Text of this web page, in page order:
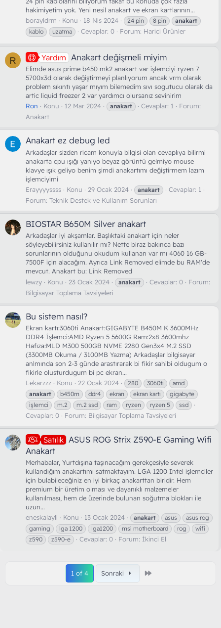
hakimiyetim yok. Yeni nesil anakart ve ekran kartlarının...
borayldrm
Konu 18 Nis 2024 24 pin 8 pin
anakart
kablo
uzatma Cevaplar: 0 Forum: Harici Ürünler
R Yardım Anakart değişmeli miyim
Elimde asus prime b450 mk2 anakart var işlemciyi ryzen 7
5700x3d olarak değiştirmeyi planlıyorum ancak vrm olarak
problem sıkıntı yaşar mıyım bilemedim sıvı sogutucu olarak da
artic liquid freezer 2 var yardımcı olursanız sevinirim
Ron
Konu 12 Mar 2024 anakart Cevaplar: 1
Forum:
Anakart
Anakart ez debug led
Arkadaşlar sizden ricam konuyla bilgisi olan cevaplıya bilirmi
anakarta cpu ışığı yanıyo beyaz görüntü gelmiyo mouse
klavye ışık geliyo benim şimdi anakartımı değiştirmem lazım
işlemciyimi
Erayyyyssss
Konu 29 Ocak 2024 anakart
Cevaplar: 1
Forum: Teknik Destek ve Kullanım Sorunları
BIOSTAR B650M Silver anakart
Arkadaşlar iyi akşamlar. Başlıktaki anakart için neler
söyleyebilirsiniz kullanılır mı? Nette biraz bakınca bazı
sorunlarının olduğunu okudum kullanan var mı 4060 16 GB-
7500F için alacağım. Ayrıca Link Removed elimde bu RAM'de
mevcut. Anakart bu: Link Removed
lewzy
Konu 23 Ocak 2024 anakart Cevaplar: 0
Forum:
Bilgisayar Toplama Tavsiyeleri
Bu sistem nasıl?
Ekran kartı:3060ti Anakart:GIGABYTE B450M K 3600MHz
DDR4 İşlemci:AMD Ryzen 5 5600G Ram:2x8 3600mhz
Hafıza:MLD M300 500GB NVME 2280 Gen3x4 M.2 SSD
(3300MB Okuma / 3100MB Yazma) Arkadaşlar bilgisayar
anlmında son 2-3 günde arastırarak bi fikir sahibi oldugum o
fikirle olusturdugum bi pc ekran...
Lekarzzz
Konu 22 Ocak 2024 280 3060ti
amd
anakart
b450m ddr4 ekran ekran kartı
gigabyte
işlemci
m.2 m.2 ssd ram ryzen ryzen 5 ssd
Cevaplar: 0 Forum: Bilgisayar Toplama Tavsiyeleri
Satılık ASUS ROG Strix Z590-E Gaming Wifi
Anakart
Merhabalar, Yurtdışına taşınacağım gerekçesiyle severek
kullandığım anakartımı satmaktayım. LGA 1200 Intel işlemciler
için bulabileceğiniz en iyi birkaç anakarttan biridir. Hem
premium bir üretim olması ve dayanıklı malzemeler
kullanılması, hem de üzerinde bulunan soğutma blokları ile
uzun...
eneskalayli
Konu 13 Ocak 2024 anakart asus
asus rog
gaming
lga 1200 lga1200 msi motherboard rog
wifi
z590
z590-e Cevaplar: 0 Forum: İkinci El
1 of 4 Sonraki